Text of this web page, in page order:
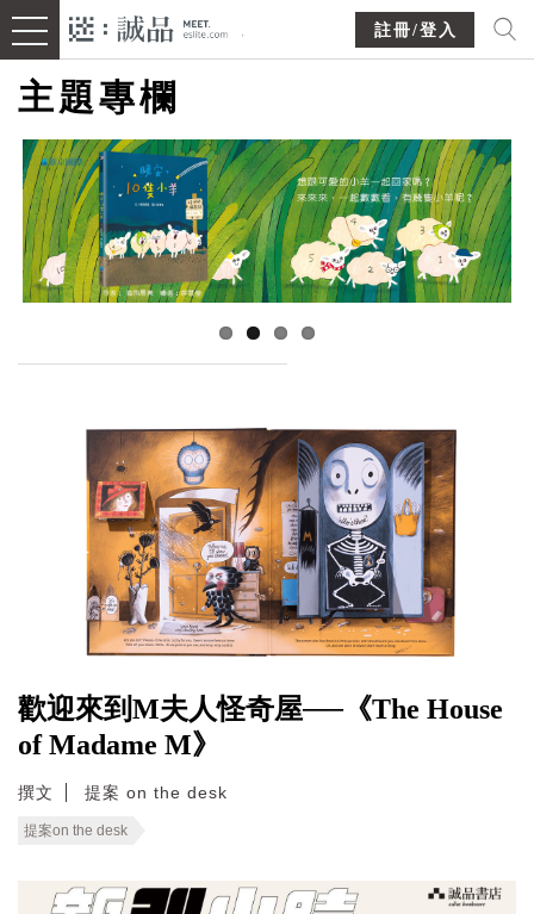
註冊/登入
主題專欄
歡迎來到M夫人怪奇屋──《The House
of Madame M》
撰文 提案 on the desk
提案on the desk